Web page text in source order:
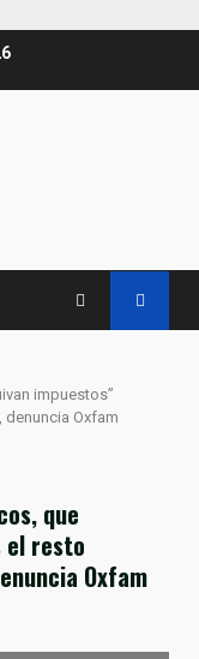
impuestos”
denuncia Oxfam
que
el resto
Oxfam